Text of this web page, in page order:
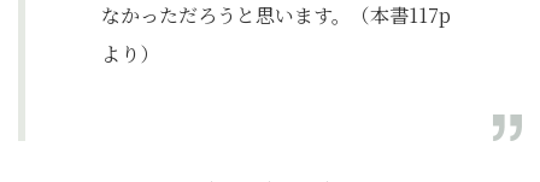
なかっただろうと思います。（本書117p
より）